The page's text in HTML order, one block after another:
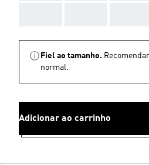
Fiel ao tamanho.
normal.
Adicionar ao carrinho